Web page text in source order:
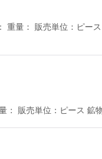
量： 販売単位：ピー
販売単位：ピース 鉱